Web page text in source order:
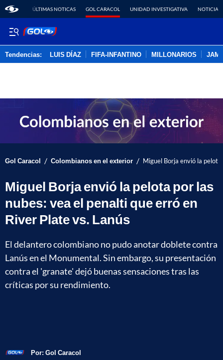
ÚLTIMAS NOTICAS GOL CARACOL UNIDAD INVESTIGATIVA NOTICIAS
Tendencias: LUIS DÍAZ FIFA-INFANTINO MILLONARIOS
Gol Caracol / Colombianos en el exterior / Miguel Borja envió la
Miguel Borja envió la pelota por las
nubes: vea el penalti que erró en
River Plate vs. Lanús
El delantero colombiano no pudo anotar doblete contra
Lanús en el Monumental. Sin embargo, su presentación
contra el 'granate' dejó buenas sensaciones tras las
críticas por su rendimiento.
Por: Gol Caracol